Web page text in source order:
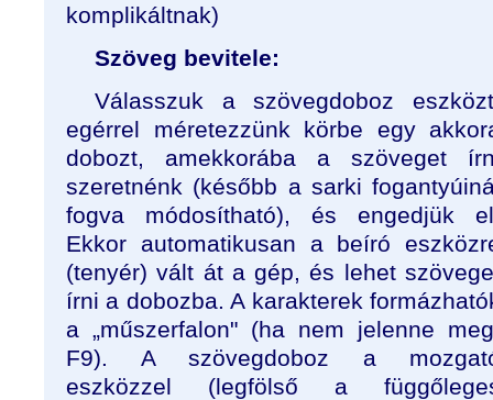
komplikáltnak)
Szöveg bevitele:
Válasszuk a szövegdoboz
egérrel méretezzünk körbe egy
dobozt, amekkorába a szöveget
szeretnénk (később a sarki
fogva módosítható), és engedjük
Ekkor automatikusan a beíró
(tenyér) vált át a gép, és lehet
írni a dobozba. A karakterek
a „műszerfalon" (ha nem jelenne
F9). A szövegdoboz a
eszközzel (legfölső a